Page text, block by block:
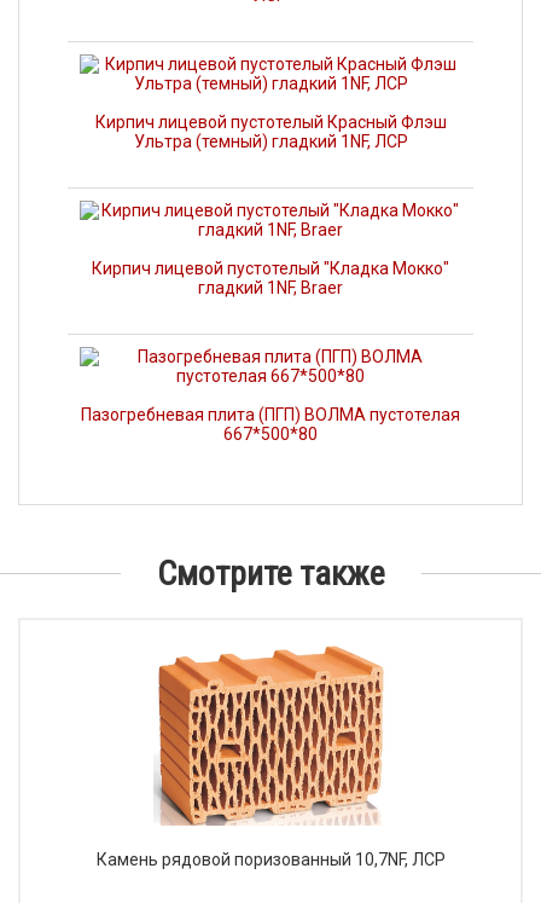
Кирпич лицевой пустотелый Красный Флэш
Ультра (темный) гладкий 1NF, ЛСР
Кирпич лицевой пустотелый "Кладка Мокко"
гладкий 1NF, Braer
Пазогребневая плита (ПГП) ВОЛМА пустотелая
667*500*80
Смотрите также
Камень рядовой поризованный 10,7NF, ЛСР